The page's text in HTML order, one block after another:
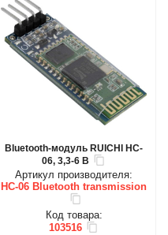
Bluetooth-модуль RUICHI HC-
06, 3,3-6 В
Артикул производителя:
HC-06 Bluetooth transmission
Код товара:
103516